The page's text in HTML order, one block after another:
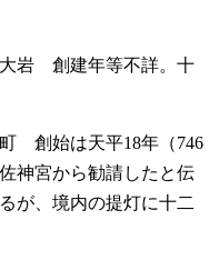
岩 創建年等不詳。十
創始は天平18年（746
神宮から勧請したと伝
が、境内の提灯に十二